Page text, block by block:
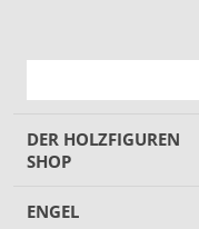
DER HOLZFIGUREN
SHOP
ENGEL